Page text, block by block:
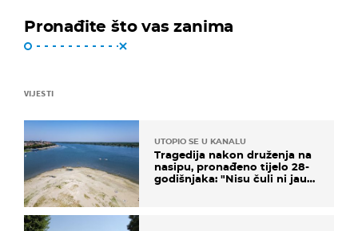
Pronađite što vas zanima
VIJESTI
UTOPIO SE U KANALU
Tragedija nakon druženja na
nasipu, pronađeno tijelo 28-
godišnjaka: "Nisu čuli ni jauk